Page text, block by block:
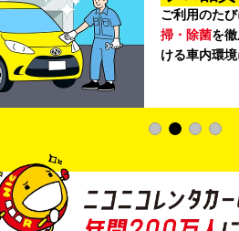
ご利用のた
掃・除菌を
ける車内環